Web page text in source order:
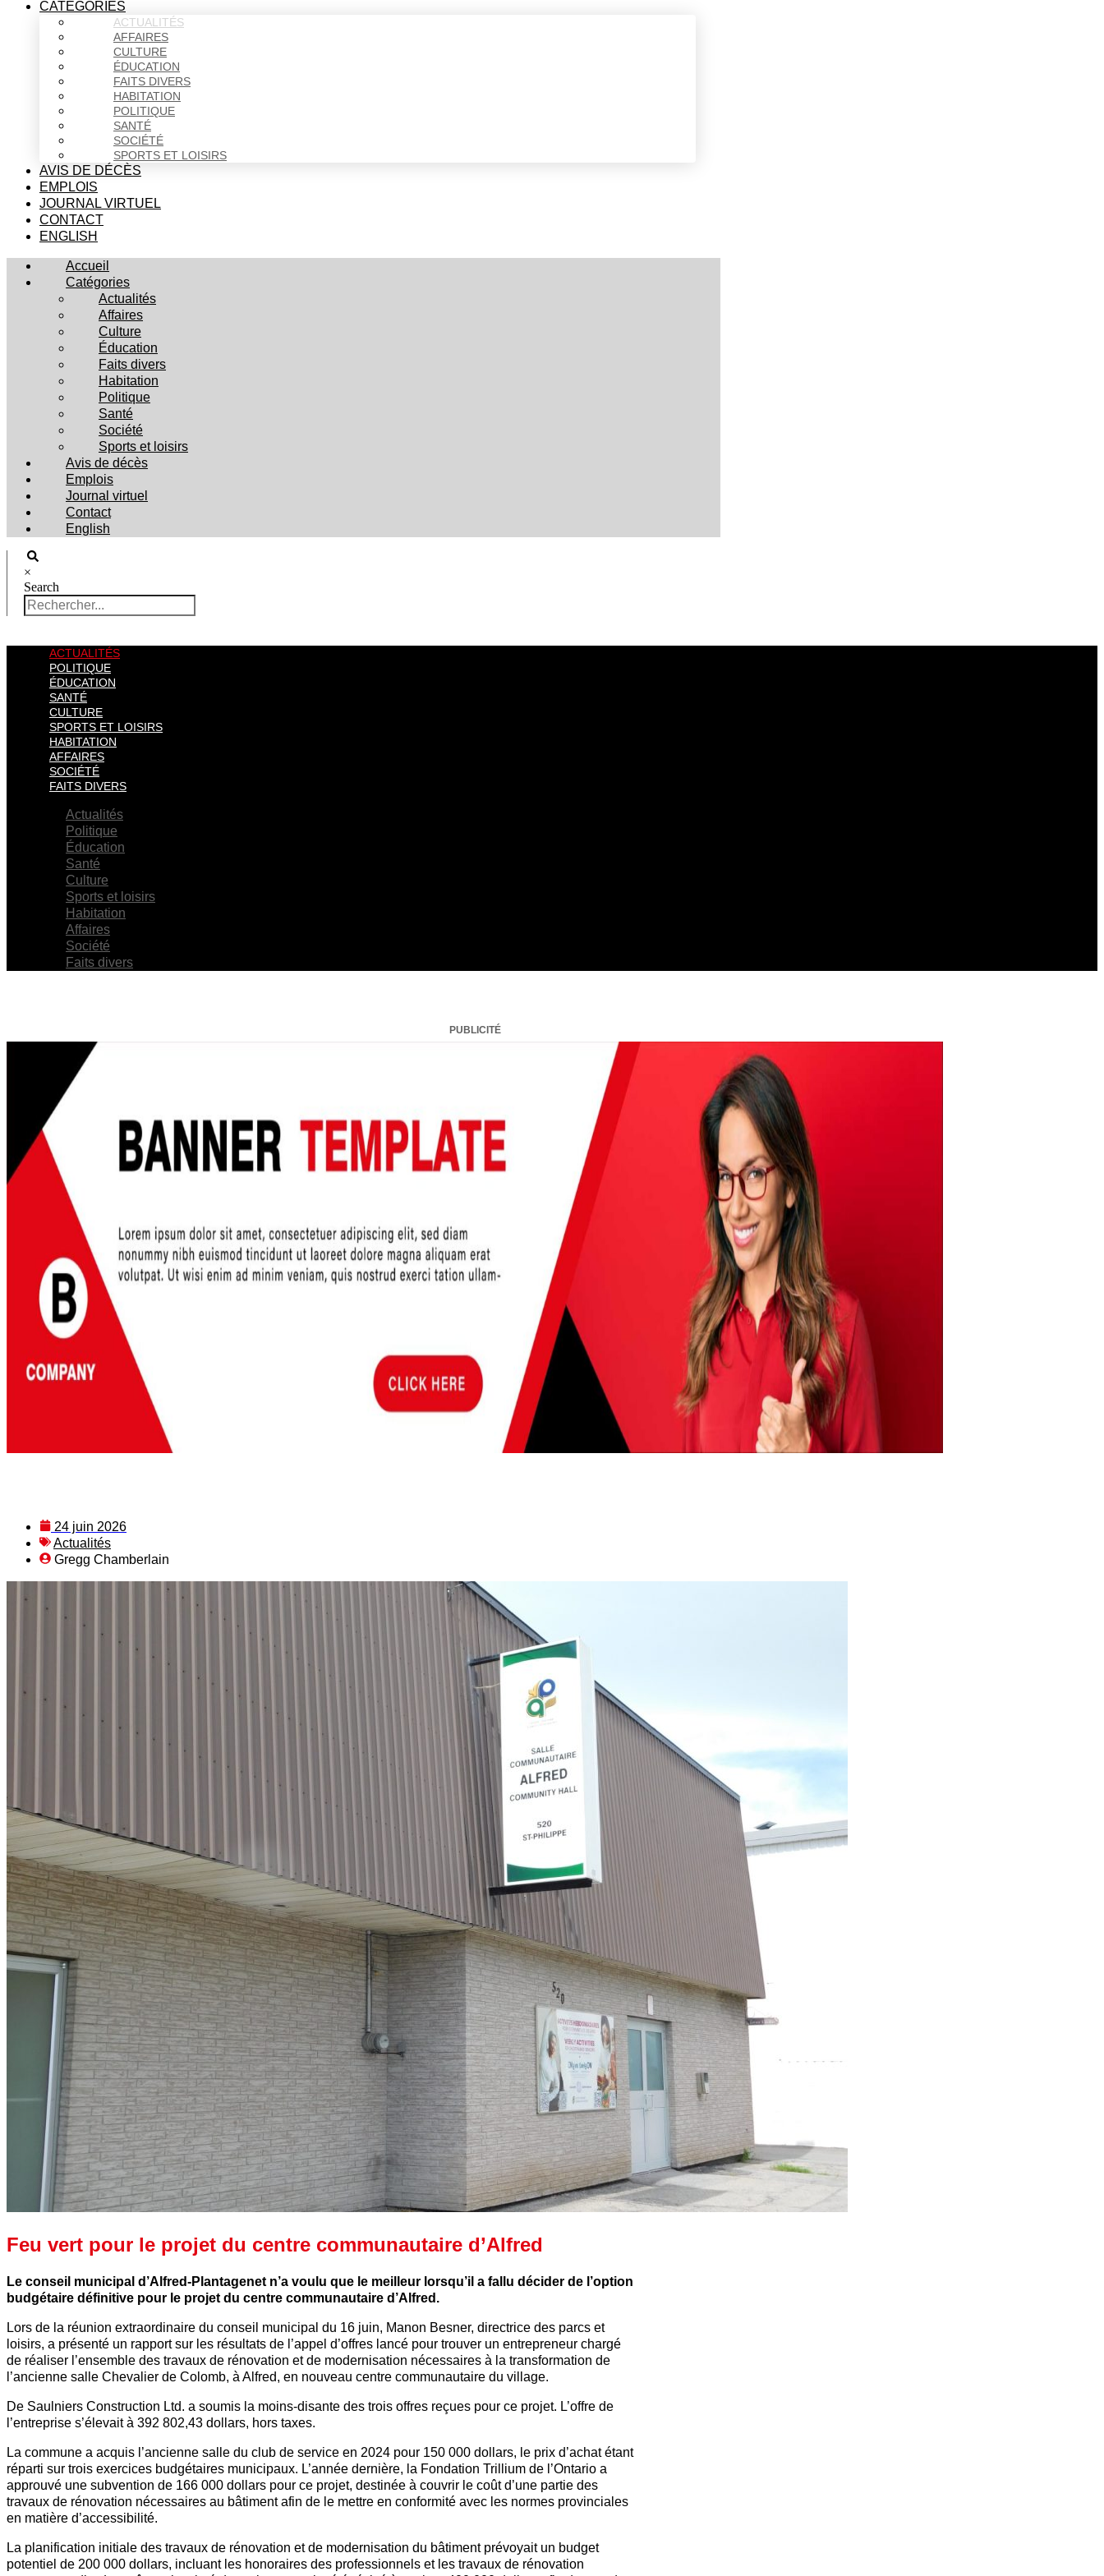
CATÉGORIES
ACTUALITÉS
AFFAIRES
CULTURE
ÉDUCATION
FAITS DIVERS
HABITATION
POLITIQUE
SANTÉ
SOCIÉTÉ
SPORTS ET LOISIRS
AVIS DE DÉCÈS
EMPLOIS
JOURNAL VIRTUEL
CONTACT
ENGLISH
Accueil
Catégories
Actualités
Affaires
Culture
Éducation
Faits divers
Habitation
Politique
Santé
Société
Sports et loisirs
Avis de décès
Emplois
Journal virtuel
Contact
English
×
Search
ACTUALITÉS
POLITIQUE
ÉDUCATION
SANTÉ
CULTURE
SPORTS ET LOISIRS
HABITATION
AFFAIRES
SOCIÉTÉ
FAITS DIVERS
Actualités
Politique
Éducation
Santé
Culture
Sports et loisirs
Habitation
Affaires
Société
Faits divers
PUBLICITÉ
24 juin 2026
Actualités
Gregg Chamberlain
Feu vert pour le projet du centre communautaire d’Alfred
Le conseil municipal d’Alfred-Plantagenet n’a voulu que le meilleur lorsqu’il a fallu décider de l’option
budgétaire définitive pour le projet du centre communautaire d’Alfred.
Lors de la réunion extraordinaire du conseil municipal du 16 juin, Manon Besner, directrice des parcs et
loisirs, a présenté un rapport sur les résultats de l’appel d’offres lancé pour trouver un entrepreneur chargé
de réaliser l’ensemble des travaux de rénovation et de modernisation nécessaires à la transformation de
l’ancienne salle Chevalier de Colomb, à Alfred, en nouveau centre communautaire du village.
De Saulniers Construction Ltd. a soumis la moins-disante des trois offres reçues pour ce projet. L’offre de
l’entreprise s’élevait à 392 802,43 dollars, hors taxes.
La commune a acquis l’ancienne salle du club de service en 2024 pour 150 000 dollars, le prix d’achat étant
réparti sur trois exercices budgétaires municipaux. L’année dernière, la Fondation Trillium de l’Ontario a
approuvé une subvention de 166 000 dollars pour ce projet, destinée à couvrir le coût d’une partie des
travaux de rénovation nécessaires au bâtiment afin de le mettre en conformité avec les normes provinciales
en matière d’accessibilité.
La planification initiale des travaux de rénovation et de modernisation du bâtiment prévoyait un budget
potentiel de 200 000 dollars, incluant les honoraires des professionnels et les travaux de rénovation